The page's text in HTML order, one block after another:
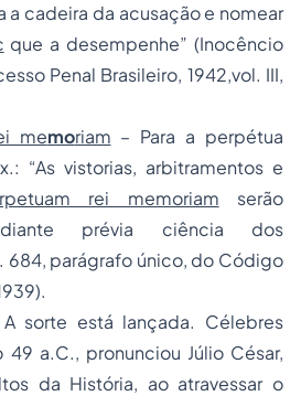
a cadeira da acusação e nomear
que a desempenhe” (Inocêncio
Penal Brasileiro, 1942,vol. III,
memoriam – Para a perpétua
“As vistorias, arbitramentos e
rei memoriam serão
prévia ciência dos
684, parágrafo único, do Código
sorte está lançada. Célebres
49 a.C., pronunciou Júlio César,
da História, ao atravessar o